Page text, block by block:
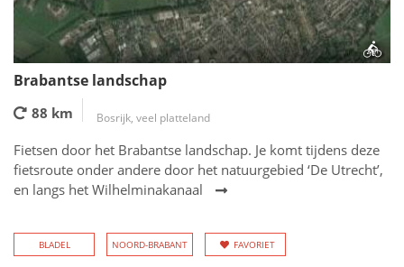
Brabantse landschap
88 km Bosrijk, veel platteland
Fietsen door het Brabantse landschap. Je komt tijdens deze
fietsroute onder andere door het natuurgebied ‘De Utrecht’,
en langs het Wilhelminakanaal
BLADEL NOORD-BRABANT FAVORIET